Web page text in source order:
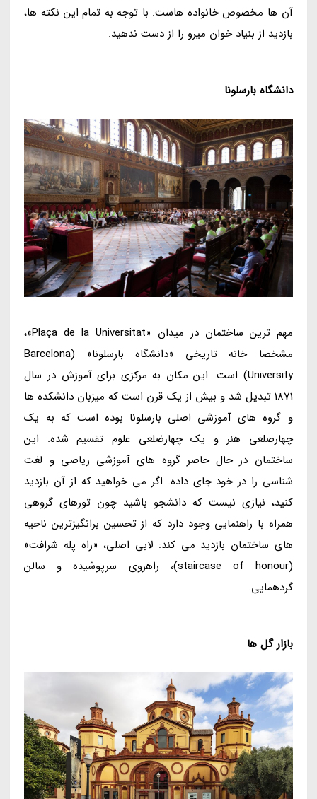
آن ها مخصوص خانواده هاست. با توجه به تمام این نکته ها،
بازدید از بنیاد خوان میرو را از دست ندهید.
دانشگاه بارسلونا
مهم ترین ساختمان در میدان «Plaça de la Universitat»،
مشخصا خانه تاریخی «دانشگاه بارسلونا» (Barcelona
University) است. این مکان به مرکزی برای آموزش در سال
1871 تبدیل شد و بیش از یک قرن است که میزبان دانشکده ها
و گروه های آموزشی اصلی بارسلونا بوده است که به یک
چهارضلعی هنر و یک چهارضلعی علوم تقسیم شده. این
ساختمان در حال حاضر گروه های آموزشی ریاضی و لغت
شناسی را در خود جای داده. اگر می خواهید که از آن بازدید
کنید، نیازی نیست که دانشجو باشید چون تورهای گروهی
همراه با راهنمایی وجود دارد که از تحسین برانگیزترین ناحیه
های ساختمان بازدید می کند: لابی اصلی، «راه پله شرافت»
(staircase of honour)، راهروی سرپوشیده و سالن
گردهمایی.
بازار گل ها